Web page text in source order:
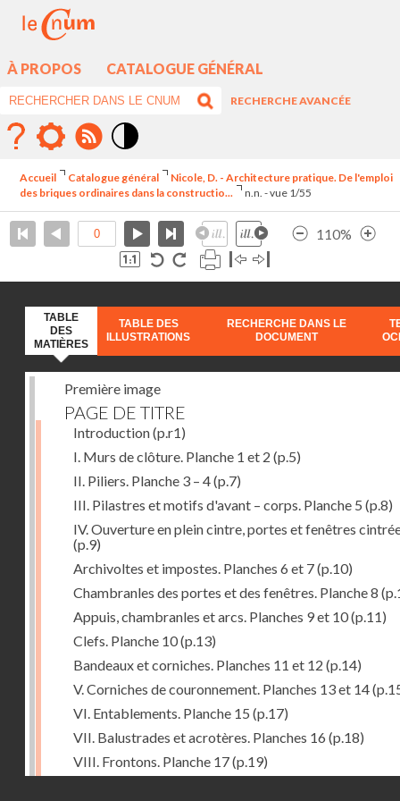
À PROPOS CATALOGUE GÉNÉRAL
RECHERCHE AVANCÉE
élévé
Accueil Catalogue général
Nicole, D. - Architecture pratique. De l'emploi
des briques ordinaires dans la constructio...
n.n. - vue 1/55
110%
TABLE
DES
MATIÈRES
TABLE DES
ILLUSTRATIONS
RECHERCHE DANS LE
DOCUMENT
Première image
PAGE DE TITRE
Introduction(p.r1)
I. Murs de clôture. Planche 1 et 2 (p.5)
II. Piliers. Planche 3 – 4(p.7)
III. Pilastres et motifs d'avant – corps. Planche 5 (p.8)
IV. Ouverture en plein cintre, portes et fenêtres
(p.9)
Archivoltes et impostes. Planches 6 et 7(p.10)
Chambranles des portes et des fenêtres. Planche 8
Appuis, chambranles et arcs. Planches 9 et 10(p.11)
Clefs. Planche 10(p.13)
Bandeaux et corniches. Planches 11 et 12 (p.14)
V. Corniches de couronnement. Planches 13 et 14
VI. Entablements. Planche 15 (p.17)
VII. Balustrades et acrotères. Planches 16 (p.18)
VIII. Frontons. Planche 17(p.19)